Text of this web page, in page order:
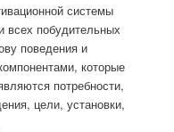
системы
всех побудительных
поведения и
которые
потребности,
цели, установки,